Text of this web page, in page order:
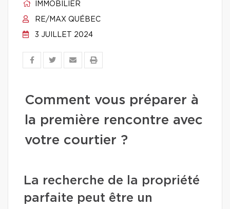
IMMOBILIER
RE/MAX QUÉBEC
3 JUILLET 2024
Comment vous préparer à
la première rencontre avec
votre courtier ?
La recherche de la propriété
parfaite peut être un